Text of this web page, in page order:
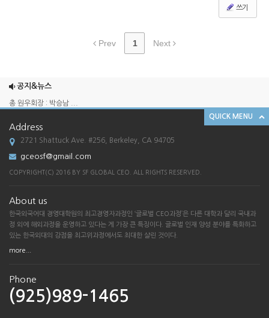
쓰기
Prev 1 Next
공지&뉴스
2024 송년회
총 원우회장 : 박승남 ...
2025 송년회
2024 송년회
[한국외대 경영대학원 G-CEO SF총원우회 송...
QUICK MENU
Address
2721 Shattuck Ave. #256, Berkeley, CA 94705
gceosf@gmail.com
COPYRIGHT(C) 2016 BY SF GLOBAL CEO. ALL RIGHTS RESERVED.
About us
한국외국어대 경영대학원의 최고경영자과정인 ‘글로벌 CEO과정’은 다른 대학과 달리 국내과
정 외에 해외과정을 운영하고 있다는 게 가장 큰 특징이다. 글로벌 인재 양성 분야를 특화하고
있는 한국외대의 강점을 최고위과정에서도 최대한 살린 것이다.
more...
Phone
(925)989-1465